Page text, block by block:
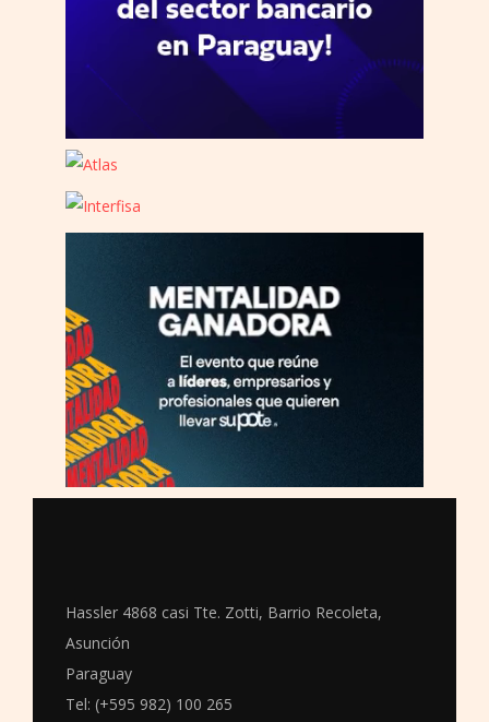
Hassler 4868 casi Tte. Zotti, Barrio Recoleta,
Asunción
Paraguay
Tel: (+595 982) 100 265